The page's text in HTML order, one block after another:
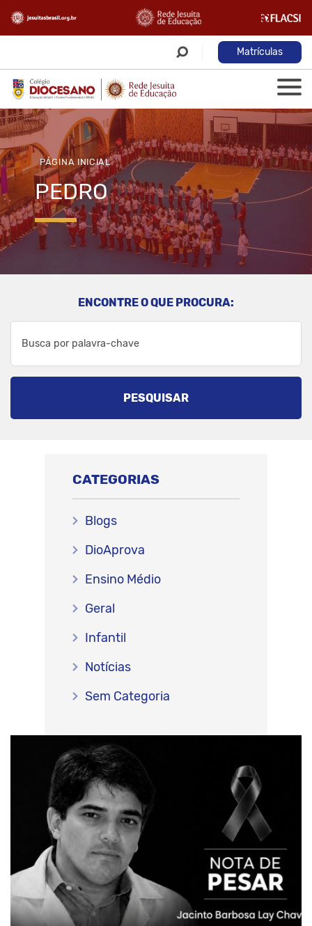
Matrículas
PÁGINA INICIAL
PEDRO
ENCONTRE O QUE PROCURA:
PESQUISAR
CATEGORIAS
Blogs
DioAprova
Ensino Médio
Geral
Infantil
Notícias
Sem Categoria